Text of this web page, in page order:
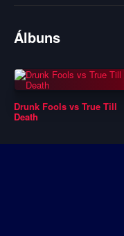
Álbuns
Drunk Fools vs True Till
Death